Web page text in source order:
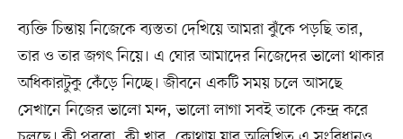
ব্যক্তি চিন্তায় নিজেকে ব্যস্ততা দেখিয়ে আমরা ঝুঁকে পড়ছি তার,
তার ও তার জগৎ নিয়ে। এ ঘোর আমাদের নিজেদের ভালো থাকার
অধিকারটুকু কেঁড়ে নিচ্ছে। জীবনে একটি সময় চলে আসছে
সেখানে নিজের ভালো মন্দ, ভালো লাগা সবই তাকে কেন্দ্র করে